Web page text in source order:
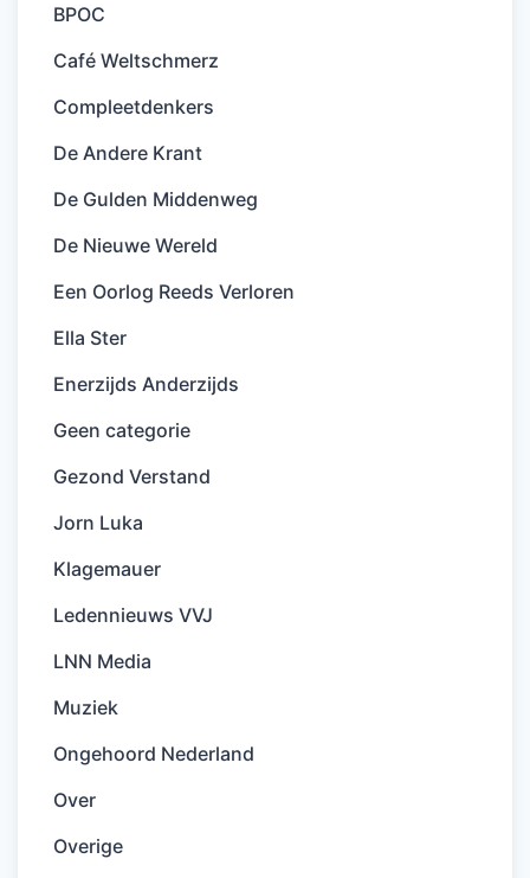
BPOC
Café Weltschmerz
Compleetdenkers
De Andere Krant
De Gulden Middenweg
De Nieuwe Wereld
Een Oorlog Reeds Verloren
Ella Ster
Enerzijds Anderzijds
Geen categorie
Gezond Verstand
Jorn Luka
Klagemauer
Ledennieuws VVJ
LNN Media
Muziek
Ongehoord Nederland
Over
Overige